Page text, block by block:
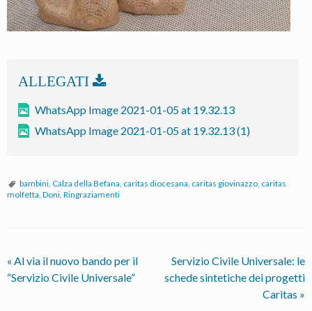
WhatsApp Image 2021-01-05 at 19.32.13
WhatsApp Image 2021-01-05 at 19.32.13 (1)
bambini Calza della Befana caritas diocesana caritas giovinazzo caritas
molfetta Doni Ringraziamenti
« Al via il nuovo bando per il
“Servizio Civile Universale”
Servizio Civile Universale: le
schede sintetiche dei progetti
Caritas »